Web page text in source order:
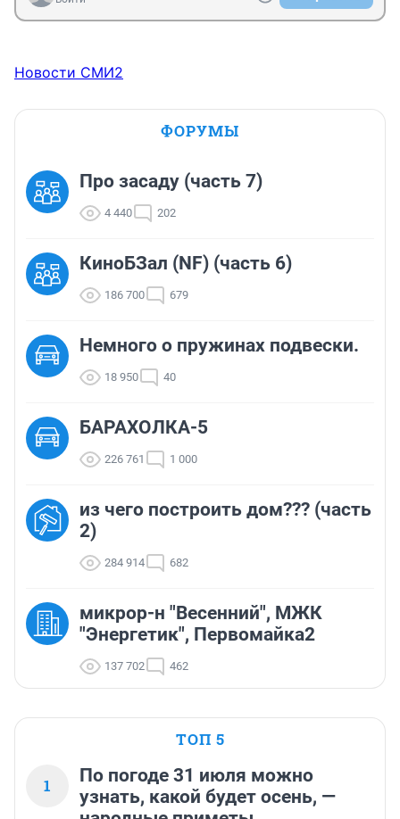
Новости СМИ2
ФОРУМЫ
Про засаду (часть 7)
4 440 202
КиноБЗал (NF) (часть 6)
186 700 679
Немного о пружинах подвески.
18 950 40
БАРАХОЛКА-5
226 761 1 000
из чего построить дом??? (часть
2)
284 914 682
микрор-н "Весенний", МЖК
"Энергетик", Первомайка2
137 702 462
ТОП 5
1
По погоде 31 июля можно
узнать, какой будет осень, —